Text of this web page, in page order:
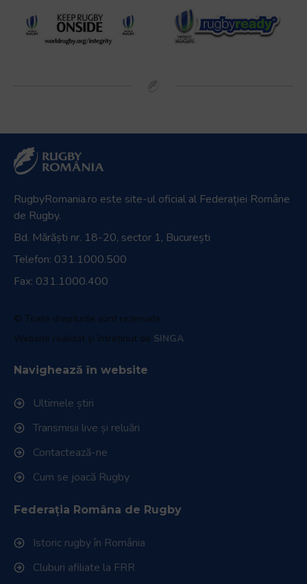
RugbyRomania.ro este site-ul oficial al Federației Române
de Rugby.
Bd. Mărăști nr. 18-20, sector 1, București
Telefon: 031.1000.500
Fax: 031.1000.400
© Toate drepturile sunt rezervate.
Website realizat și întreținut de SINGA
Navighează în website
Ultimele știri
Transmisii live și reluări
Contactează-ne
Cum se joacă Rugby
Federația Româna de Rugby
Istoric rugby în România
Cluburi afiliate la FRR